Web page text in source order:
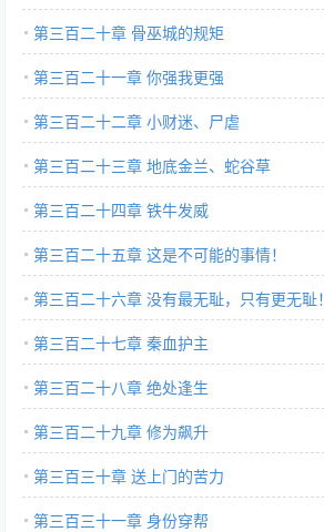
第三百二十章 骨巫城的规矩
第三百二十一章 你强我更强
第三百二十二章 小财迷、尸虐
第三百二十三章 地底金兰、蛇谷草
第三百二十四章 铁牛发威
第三百二十五章 这是不可能的事情！
第三百二十六章 没有最无耻，只有更无耻！
第三百二十七章 秦血护主
第三百二十八章 绝处逢生
第三百二十九章 修为飙升
第三百三十章 送上门的苦力
第三百三十一章 身份穿帮